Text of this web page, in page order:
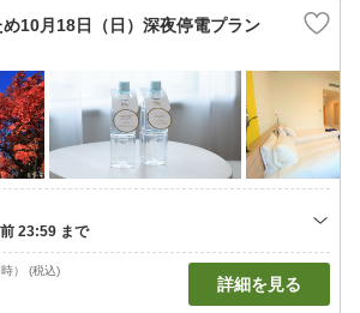
10月18日（日）深夜停電プラン
） (税込)
詳細を見る